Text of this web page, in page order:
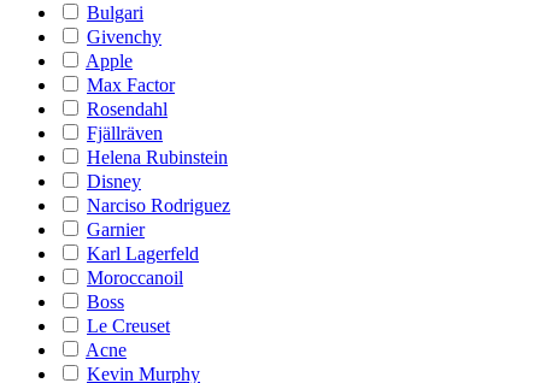
Bulgari
Givenchy
Apple
Max Factor
Rosendahl
Fjällräven
Helena Rubinstein
Disney
Narciso Rodriguez
Garnier
Karl Lagerfeld
Moroccanoil
Boss
Le Creuset
Acne
Kevin Murphy